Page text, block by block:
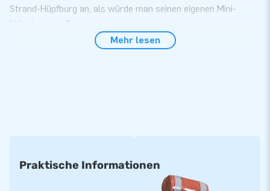
Strand-Hüpfburg an, als würde man seinen eigenen Mini-
Urlaubsort aufbauen.
Komplett und besonders benutzerfreundlich
Anleitung. So ist Ihre tropische Attraktion innerhalb weniger
Mehr lesen
Praktische Informationen